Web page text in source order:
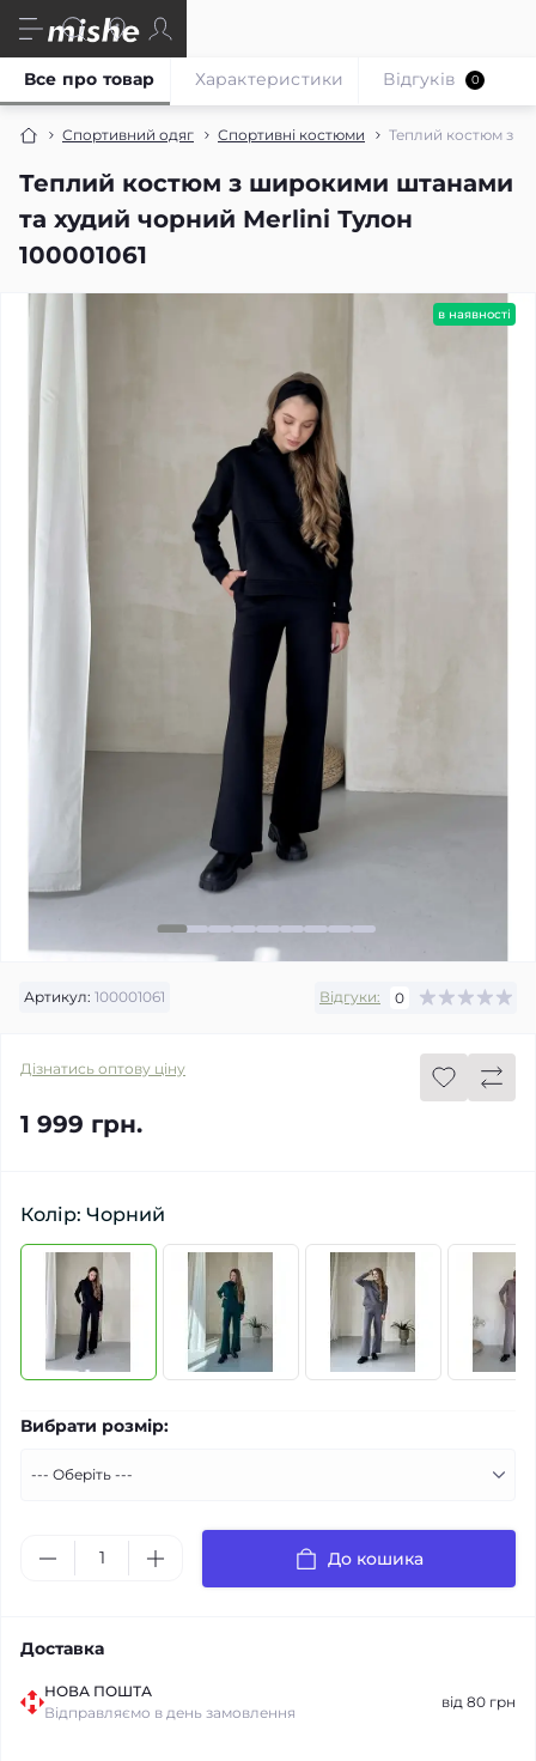
Спортивний одяг Спортивні костюми Теплий костюм з
Теплий костюм з широкими штанами
та худий чорний Merlini Тулон
100001061
Все про товар Характеристики Відгуків 0
в наявності
Артикул: 100001061 Відгуки: 0
Дізнатись оптову ціну
1 999 грн.
Колір: Чорний
Вибрати розмір:
До кошика
Доставка
НОВА ПОШТА
Відправляємо в день замовлення
від 80 грн